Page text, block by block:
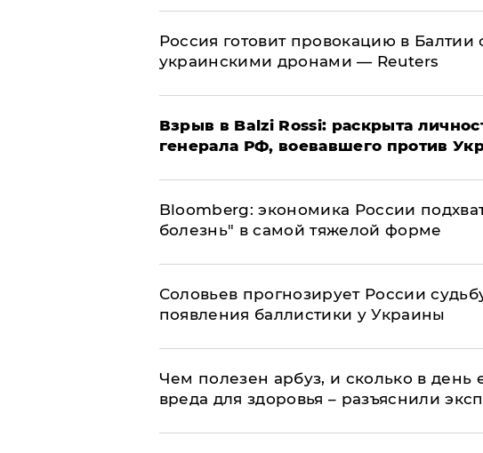
​Россия готовит провокацию в Балтии
украинскими дронами — Reuters
​Взрыв в Balzi Rossi: раскрыта
генерала РФ, воевавшего против
Bloomberg: экономика России
болезнь" в самой тяжелой форме
Соловьев прогнозирует России
появления баллистики у Украины
Чем полезен арбуз, и сколько в день
вреда для здоровья – разъяснили